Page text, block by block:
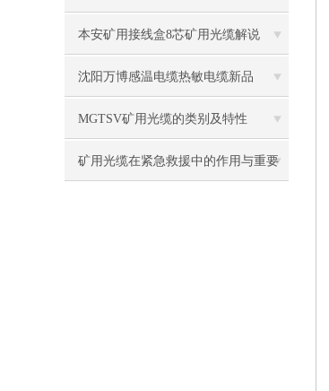
是什么
本安矿用接线盒8芯矿用光缆解说
沈阳万博感温电缆热敏电缆新品
MGTSV矿用光缆的类别及特性
矿用光缆在紧急救援中的作用与重要